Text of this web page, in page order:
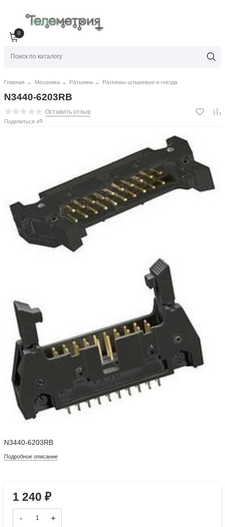
0
Главная → Механика → Разъемы → Разъемы штыревые и гнезда
N3440-6203RB
Оставить отзыв
Поделиться
N3440-6203RB
Подробное описание
1 240₽
- +